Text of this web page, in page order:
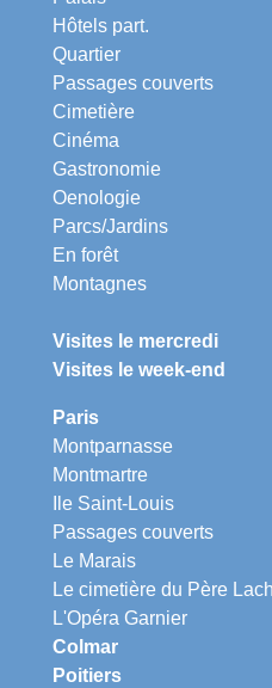
Hôtels part.
Quartier
Passages couverts
Cimetière
Cinéma
Gastronomie
Oenologie
Parcs/Jardins
En forêt
Montagnes
Visites le mercredi
Visites le week-end
Paris
Montparnasse
Montmartre
Ile Saint-Louis
Passages couverts
Le Marais
Le cimetière du Père
L'Opéra Garnier
Colmar
Poitiers